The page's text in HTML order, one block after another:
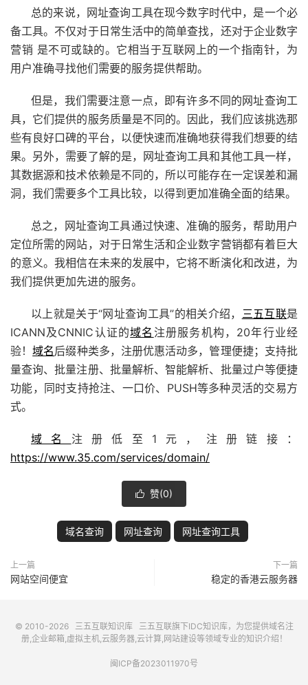
总的来说，网址查询工具在现今数字时代中，是一个必
备工具。不仅对于日常生活中的简单查找，还对于企业数字
营销 是不可或缺的。它相当于互联网上的一个指南针，为
用户准确寻找他们需要的服务提供帮助。
但是，我们需要注意一点，即有许多不同的网址查询工
具，它们提供的服务质量是不同的。因此，我们应该挑选那
些有良好口碑的平台，以便快速而准确地获得我们想要的结
果。另外，需要了解的是，网址查询工具和其他工具一样，
其数据源和技术依赖是不同的，所以可能存在一定误差和漏
洞，我们需要多个工具比较，以得到更加准确全面的结果。
总之，网址查询工具通过快速、准确的服务，帮助用户
定位所需的网站，对于日常生活和企业数字营销都有着巨大
的意义。我相信在未来的发展中，它将不断演化和改进，为
我们提供更加先进的服务。
以上就是关于“网址查询工具”的相关介绍， 三五互联是
ICANN及CNNIC认证的域名 注册服务机构，20年行业经
验！域名后缀种类多，注册优惠活动多，管理便捷；支持批
量查询、批量注册、批量解析、智能解析、批量过户等便捷
功能，同时支持抢注、一口价、PUSH等多种灵活的交易方
式。
域名 注册低至1元，注册链接：
https://www.35.com/services/domain/
 赞(0)
域名查询 网址查询 网址查询工具
上一篇
网站空间便宜
下一篇
稳定的香港云服务器
© 2010-2026 三五互联知识库 三五互联旗下IDC知识库，为您提供域名注
册,企业邮箱,虚拟主机,云服务器,云计算,网站建设等领域专业的知识介绍！
闽ICP备2023011970号